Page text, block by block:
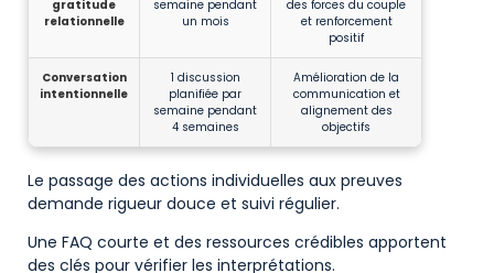
gratitude
relationnelle
semaine pendant
un mois
des forces du couple
et renforcement
positif
Conversation
intentionnelle
1 discussion
planifiée par
semaine pendant
4 semaines
Amélioration de la
communication et
alignement des
objectifs
Le passage des actions individuelles aux preuves
demande rigueur douce et suivi régulier.
Une FAQ courte et des ressources crédibles apportent
des clés pour vérifier les interprétations.